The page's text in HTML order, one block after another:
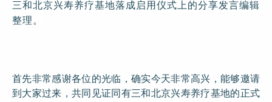
党建专栏
三和北京兴寿养疗基地落成启用仪式上的分享发言编辑
整理。
首先非常感谢各位的光临，确实今天非常高兴，能够邀请
到大家过来，共同见证同有三和北京兴寿养疗基地的正式